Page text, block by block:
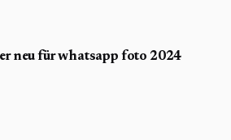
neu für whatsapp foto 2024